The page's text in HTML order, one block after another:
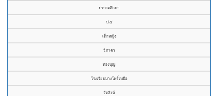
ประถมศึกษา
ป.๔
เด็กหญิง
วิภาดา
ทองบุญ
โรงเรียนบางโพธิ์เหนือ
วัดสิงห์